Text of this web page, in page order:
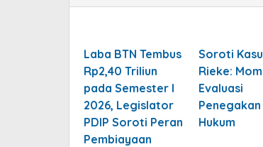
Laba BTN Tembus
Rp2,40 Triliun
pada Semester I
2026, Legislator
PDIP Soroti Peran
Pembiayaan
Soroti
Rieke:
Evaluasi
Penegakan
Hukum